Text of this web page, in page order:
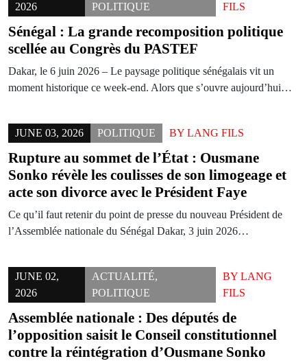
2026
POLITIQUE
FILS
Sénégal : La grande recomposition politique
scellée au Congrès du PASTEF
Dakar, le 6 juin 2026 – Le paysage politique sénégalais vit un
moment historique ce week-end. Alors que s’ouvre aujourd’hui…
JUNE 03, 2026 POLITIQUE BY LANG FILS
Rupture au sommet de l’État : Ousmane
Sonko révèle les coulisses de son limogeage et
acte son divorce avec le Président Faye
Ce qu’il faut retenir du point de presse du nouveau Président de
l’Assemblée nationale du Sénégal Dakar, 3 juin 2026…
JUNE 02,
2026
ACTUALITÉ,
POLITIQUE
BYLANG
FILS
Assemblée nationale : Des députés de
l’opposition saisit le Conseil constitutionnel
contre la réintégration d’Ousmane Sonko